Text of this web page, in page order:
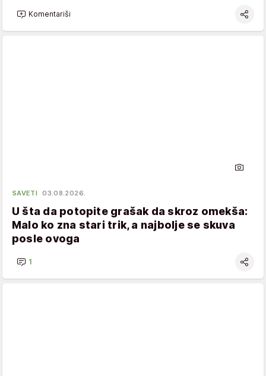
Komentariši
SAVETI 03.08.2026.
U šta da potopite grašak da skroz omekša:
Malo ko zna stari trik, a najbolje se skuva
posle ovoga
1